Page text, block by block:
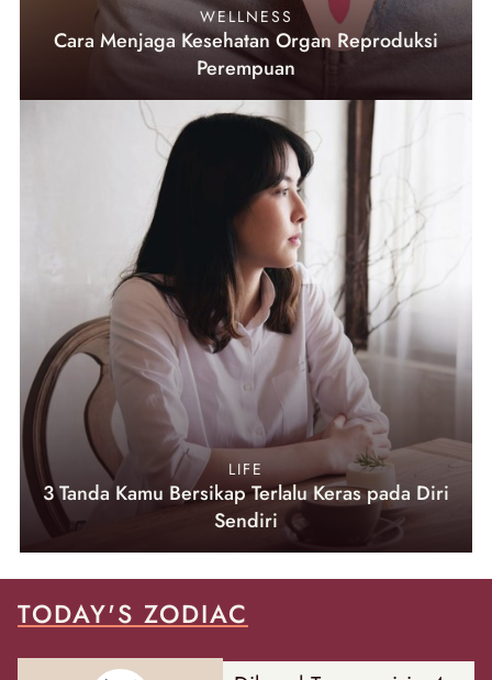
WELLNESS
Cara Menjaga Kesehatan Organ Reproduksi
Perempuan
LIFE
3 Tanda Kamu Bersikap Terlalu Keras pada Diri
Sendiri
TODAY'S ZODIAC